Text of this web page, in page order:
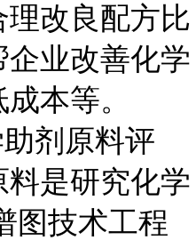
理改良配方比
业改善化学
本等。
剂原料评
是研究化学
图技术工程